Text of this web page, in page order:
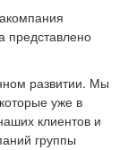
представлено
развитии. Мы
уже в
клиентов и
группы